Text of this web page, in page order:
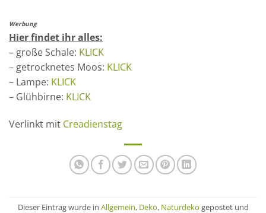
Werbung
Hier findet ihr alles:
– große Schale: KLICK
– getrocknetes Moos: KLICK
– Lampe: KLICK
– Glühbirne: KLICK
Verlinkt mit Creadienstag
Dieser Eintrag wurde in Allgemein, Deko, Naturdeko gepostet und